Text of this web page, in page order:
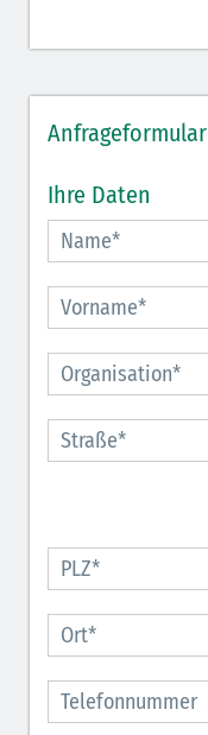
Anfrageformular
Ihre Daten